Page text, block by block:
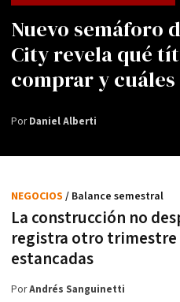
Nuevo semáforo
City revela qué
comprar y
PorDaniel Alberti
La construcción no
registra otro trimestre
estancadas
NEGOCIOS / Balance semestral
PorAndrés Sanguinetti